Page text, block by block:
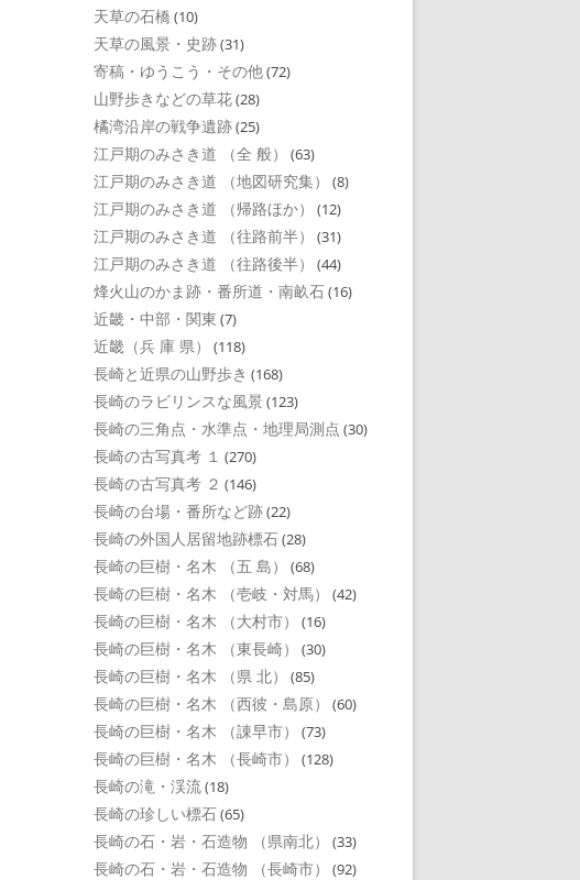
天草の石橋 (10)
天草の風景・史跡(31)
寄稿・ゆうこう・その他(72)
山野歩きなどの草花(28)
橘湾沿岸の戦争遺跡(25)
江戸期のみさき道 （全 般） (63)
江戸期のみさき道 （地図研究集） (8)
江戸期のみさき道 （帰路ほか） (12)
江戸期のみさき道 （往路前半） (31)
江戸期のみさき道 （往路後半） (44)
烽火山のかま跡・番所道・南畝石(16)
近畿・中部・関東 (7)
近畿（兵 庫 県） (118)
長崎と近県の山野歩き (168)
長崎のラビリンスな風景 (123)
長崎の三角点・水準点・地理局測点 (30)
長崎の古写真考 １ (270)
長崎の古写真考 ２ (146)
長崎の台場・番所など跡(22)
長崎の外国人居留地跡標石(28)
長崎の巨樹・名木 （五 島） (68)
長崎の巨樹・名木 （壱岐・対馬） (42)
長崎の巨樹・名木 （大村市） (16)
長崎の巨樹・名木 （東長崎） (30)
長崎の巨樹・名木 （県 北） (85)
長崎の巨樹・名木 （西彼・島原） (60)
長崎の巨樹・名木 （諌早市） (73)
長崎の巨樹・名木 （長崎市） (128)
長崎の滝・渓流(18)
長崎の珍しい標石(65)
長崎の石・岩・石造物 （県南北） (33)
長崎の石・岩・石造物 （長崎市） (92)